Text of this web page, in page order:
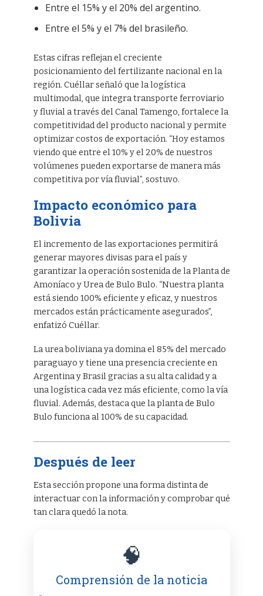
Entre el 15% y el 20% del argentino.
Entre el 5% y el 7% del brasileño.
Estas cifras reflejan el creciente
posicionamiento del fertilizante nacional en la
región. Cuéllar señaló que la logística
multimodal, que integra transporte ferroviario
y fluvial a través del Canal Tamengo, fortalece la
competitividad del producto nacional y permite
optimizar costos de exportación. “Hoy estamos
viendo que entre el 10% y el 20% de nuestros
volúmenes pueden exportarse de manera más
competitiva por vía fluvial”, sostuvo.
Impacto económico para
Bolivia
El incremento de las exportaciones permitirá
generar mayores divisas para el país y
garantizar la operación sostenida de la Planta de
Amoníaco y Urea de Bulo Bulo. “Nuestra planta
está siendo 100% eficiente y eficaz, y nuestros
mercados están prácticamente asegurados”,
enfatizó Cuéllar.
La urea boliviana ya domina el 85% del mercado
paraguayo y tiene una presencia creciente en
Argentina y Brasil gracias a su alta calidad y a
una logística cada vez más eficiente, como la vía
fluvial. Además, destaca que la planta de Bulo
Bulo funciona al 100% de su capacidad.
Después de leer
Esta sección propone una forma distinta de
interactuar con la información y comprobar qué
tan clara quedó la nota.
🧠
Comprensión de la noticia